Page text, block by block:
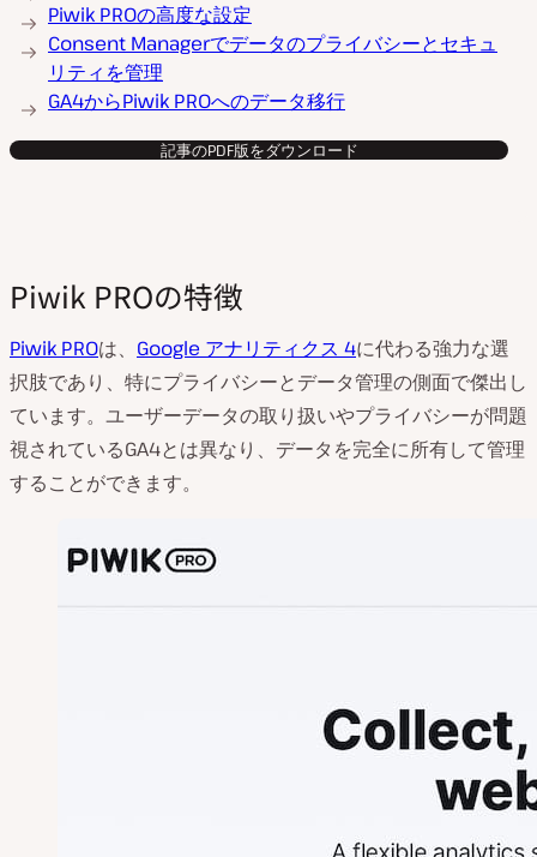
Piwik PROの高度な設定
Consent Managerでデータのプライバシーとセキュ
リティを管理
GA4からPiwik PROへのデータ移行
記事のPDF版をダウンロード
Piwik PROの特徴
Piwik PROは、 Google アナリティクス 4に代わる強力な選
択肢であり、特にプライバシーとデータ管理の側面で傑出し
ています。ユーザーデータの取り扱いやプライバシーが問題
視されているGA4とは異なり、データを完全に所有して管理
することができます。